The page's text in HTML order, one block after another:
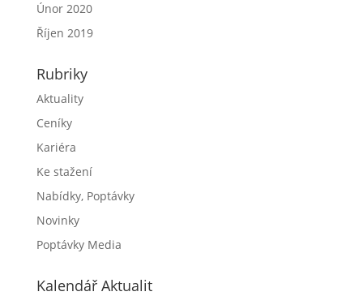
Únor 2020
Říjen 2019
Rubriky
Aktuality
Ceníky
Kariéra
Ke stažení
Nabídky, Poptávky
Novinky
Poptávky Media
Kalendář Aktualit